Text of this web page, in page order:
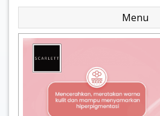
Menu